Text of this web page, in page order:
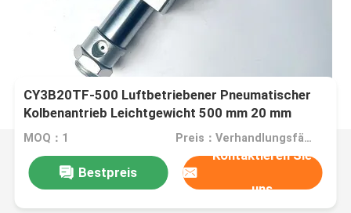
CY3B20TF-500 Luftbetriebener Pneumatischer
Kolbenantrieb Leichtgewicht 500 mm 20 mm
MOQ：1 Preis：Verhandlungsfähig
Bestpreis
Kontaktieren Sie
uns